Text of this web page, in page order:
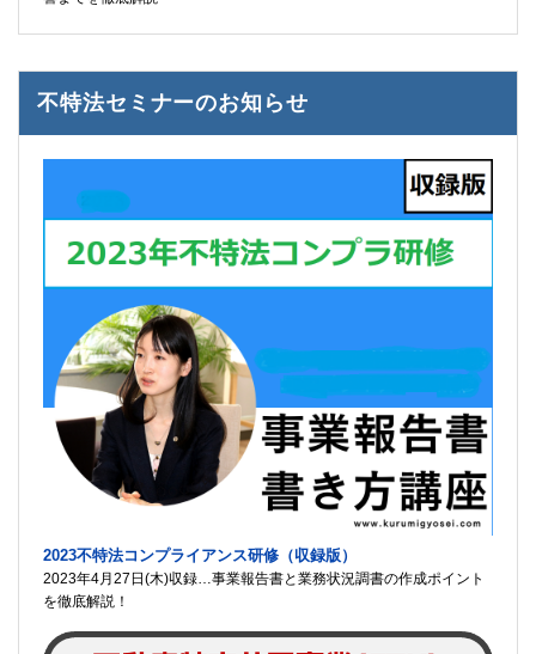
不特法セミナーのお知らせ
2023不特法コンプライアンス研修（収録版）
2023年4月27日(木)収録…事業報告書と業務状況調書の作成ポイント
を徹底解説！